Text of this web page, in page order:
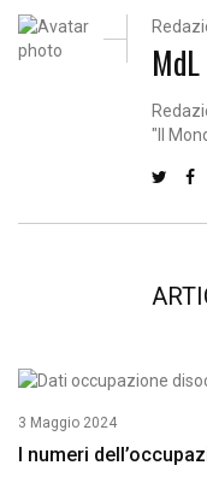
MdL
"Il
3 Maggio 2024
I numeri